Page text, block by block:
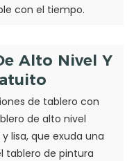
con el tiempo.
Alto Nivel Y
de tablero con
de alto nivel
lisa, que exuda una
tablero de pintura